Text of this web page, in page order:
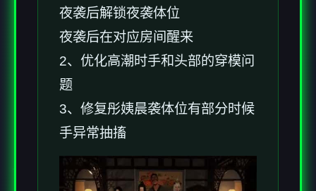
夜袭后解锁夜袭体位
夜袭后在对应房间醒来
2、优化高潮时手和头部的穿模问
题
3、修复彤姨晨袭体位有部分时候
手异常抽搐